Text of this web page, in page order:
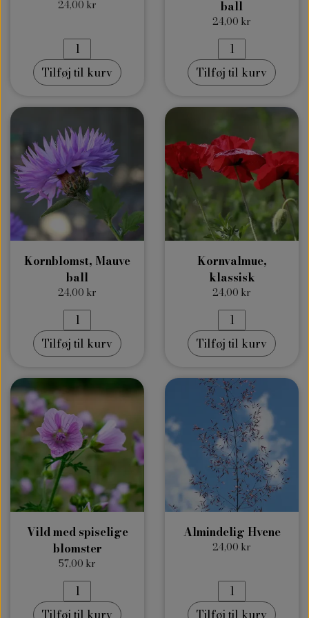
24,00 kr
Tilføj til kurv
ball
24,00 kr
Tilføj til kurv
Kornblomst, Mauve
ball
24,00 kr
Tilføj til kurv
Kornvalmue,
klassisk
24,00 kr
Tilføj til kurv
Vild med spiselige
blomster
57,00 kr
Almindelig Hvene
24,00 kr